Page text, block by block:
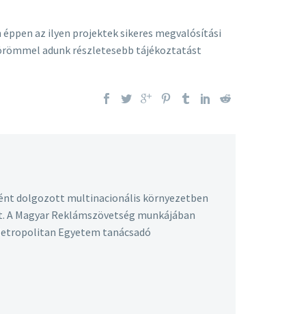
az ilyen projektek sikeres megvalósítási
adunk részletesebb tájékoztatást
dolgozott multinacionális környezetben
Magyar Reklámszövetség munkájában
Egyetem tanácsadó